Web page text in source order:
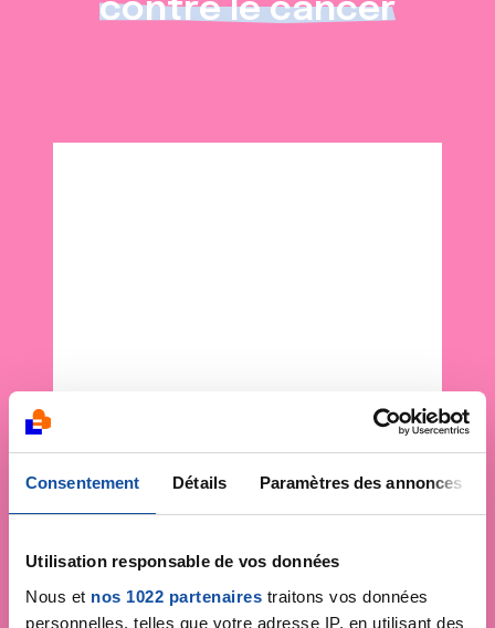
Consentement Détails Paramètres des annonces
Utilisation responsable de vos données
Nous et nos 1022 partenaires traitons vos données
personnelles, telles que votre adresse IP, en utilisant des
contre le cancer